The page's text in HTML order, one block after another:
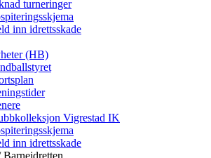
turneringer
inn idrettsskade
(HB)
Vigrestad IK
inn idrettsskade